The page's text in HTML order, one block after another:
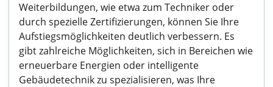
Weiterbildungen, wie etwa zum Techniker oder
durch spezielle Zertifizierungen, können Sie Ihre
Aufstiegsmöglichkeiten deutlich verbessern. Es
gibt zahlreiche Möglichkeiten, sich in Bereichen wie
erneuerbare Energien oder intelligente
Gebäudetechnik zu spezialisieren, was Ihre